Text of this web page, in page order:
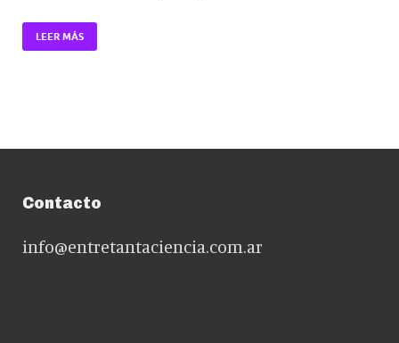
LEER MÁS
Contacto
info@entretantaciencia.com.ar